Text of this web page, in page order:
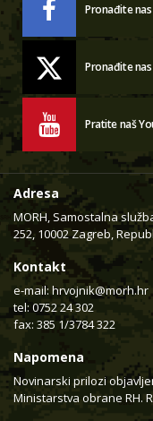
Pronađite
Pronađite nas
Pratite naš
Adresa
MORH, Samostalna
252, 10002 Zagreb,
Kontakt
e-mail: hrvojnik@morh.hr
tel: 0752 24 302
fax: 385 1/3784 322
Napomena
Novinarski prilozi
Ministarstva obrane RH.